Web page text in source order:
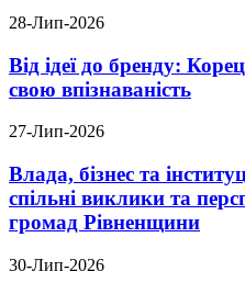
28-Лип-2026
Від ідеї до бренду:
свою впізнаваність
27-Лип-2026
Влада, бізнес та
спільні виклики та
громад Рівненщини
30-Лип-2026